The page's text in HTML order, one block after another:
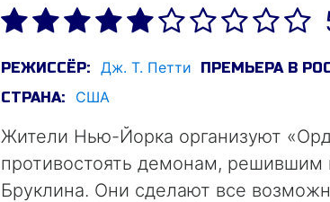
РЕЖИССЁР: Дж. Т. Петти ПРЕМЬЕРА В
СТРАНА: США
Жители Нью-Йорка организуют
противостоять демонам, решившим
Бруклина. Они сделают все